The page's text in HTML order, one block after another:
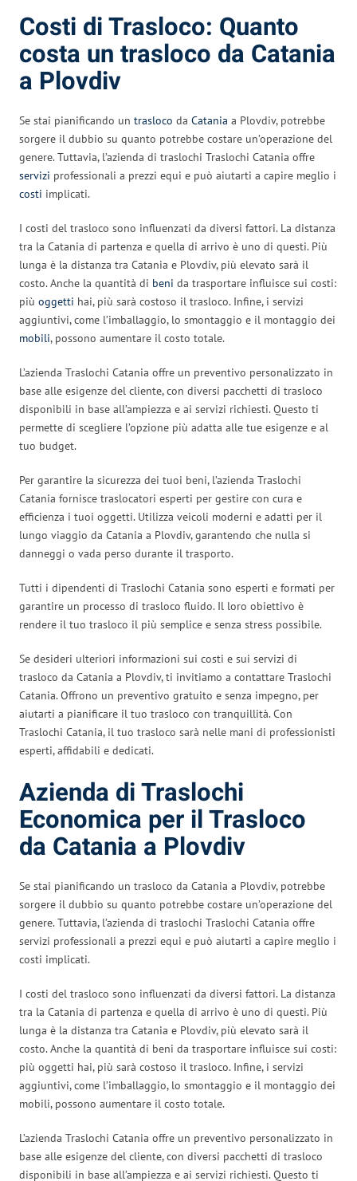
Costi di Trasloco: Quanto
costa un trasloco da Catania
a Plovdiv
Se stai pianificando un trasloco da Catania a Plovdiv, potrebbe
sorgere il dubbio su quanto potrebbe costare un’operazione del
genere. Tuttavia, l’azienda di traslochi Traslochi Catania offre
servizi professionali a prezzi equi e può aiutarti a capire meglio i
costi implicati.
I costi del trasloco sono influenzati da diversi fattori. La distanza
tra la Catania di partenza e quella di arrivo è uno di questi. Più
lunga è la distanza tra Catania e Plovdiv, più elevato sarà il
costo. Anche la quantità di beni da trasportare influisce sui costi:
più oggetti hai, più sarà costoso il trasloco. Infine, i servizi
aggiuntivi, come l’imballaggio, lo smontaggio e il montaggio dei
mobili, possono aumentare il costo totale.
L’azienda Traslochi Catania offre un preventivo personalizzato in
base alle esigenze del cliente, con diversi pacchetti di trasloco
disponibili in base all’ampiezza e ai servizi richiesti. Questo ti
permette di scegliere l’opzione più adatta alle tue esigenze e al
tuo budget.
Per garantire la sicurezza dei tuoi beni, l’azienda Traslochi
Catania fornisce traslocatori esperti per gestire con cura e
efficienza i tuoi oggetti. Utilizza veicoli moderni e adatti per il
lungo viaggio da Catania a Plovdiv, garantendo che nulla si
danneggi o vada perso durante il trasporto.
Tutti i dipendenti di Traslochi Catania sono esperti e formati per
garantire un processo di trasloco fluido. Il loro obiettivo è
rendere il tuo trasloco il più semplice e senza stress possibile.
Se desideri ulteriori informazioni sui costi e sui servizi di
trasloco da Catania a Plovdiv, ti invitiamo a contattare Traslochi
Catania. Offrono un preventivo gratuito e senza impegno, per
aiutarti a pianificare il tuo trasloco con tranquillità. Con
Traslochi Catania, il tuo trasloco sarà nelle mani di professionisti
esperti, affidabili e dedicati.
Azienda di Traslochi
Economica per il Trasloco
da Catania a Plovdiv
Se stai pianificando un trasloco da Catania a Plovdiv, potrebbe
sorgere il dubbio su quanto potrebbe costare un’operazione del
genere. Tuttavia, l’azienda di traslochi Traslochi Catania offre
servizi professionali a prezzi equi e può aiutarti a capire meglio i
costi implicati.
I costi del trasloco sono influenzati da diversi fattori. La distanza
tra la Catania di partenza e quella di arrivo è uno di questi. Più
lunga è la distanza tra Catania e Plovdiv, più elevato sarà il
costo. Anche la quantità di beni da trasportare influisce sui costi:
più oggetti hai, più sarà costoso il trasloco. Infine, i servizi
aggiuntivi, come l’imballaggio, lo smontaggio e il montaggio dei
mobili, possono aumentare il costo totale.
L’azienda Traslochi Catania offre un preventivo personalizzato in
base alle esigenze del cliente, con diversi pacchetti di trasloco
disponibili in base all’ampiezza e ai servizi richiesti. Questo ti